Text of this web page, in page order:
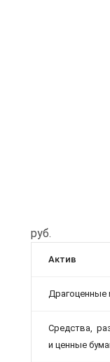
руб.
Актив
Драгоценные
Средства,
и ценные